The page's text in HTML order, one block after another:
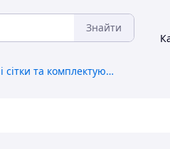
Знайти
Антимоскітні сітки та комплектуючі до них